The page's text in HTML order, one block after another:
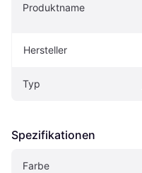
Produktname
Hersteller
Typ
Spezifikationen
Farbe